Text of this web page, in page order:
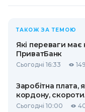
ТАКОЖ ЗА ТЕМОЮ
Які переваги має
ПриватБанк
Сьогодні 16:33 149
Заробітна плата,
кордону,
Сьогодні 10:00